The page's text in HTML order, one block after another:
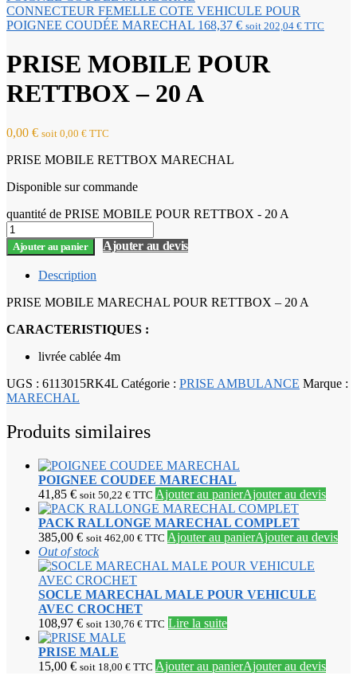
CONNECTEUR FEMELLE COTE VEHICULE POUR
POIGNEE COUDÉE MARECHAL 168,37 € soit 202,04 € TTC
PRISE MOBILE POUR
RETTBOX – 20 A
0,00 € soit 0,00 € TTC
PRISE MOBILE RETTBOX MARECHAL
Disponible sur commande
quantité de PRISE MOBILE POUR RETTBOX - 20 A
Ajouter au panier Ajouter au devis
Description
PRISE MOBILE MARECHAL POUR RETTBOX – 20 A
CARACTERISTIQUES :
livrée cablée 4m
UGS : 6113015RK4L Catégorie : PRISE AMBULANCE Marque :
MARECHAL
Produits similaires
POIGNEE COUDEE MARECHAL
41,85 € soit 50,22 € TTC Ajouter au panierAjouter au devis
PACK RALLONGE MARECHAL COMPLET
385,00 € soit 462,00 € TTC Ajouter au panierAjouter au devis
Out of stock
SOCLE MARECHAL MALE POUR VEHICULE
AVEC CROCHET
108,97 € soit 130,76 € TTC Lire la suite
PRISE MALE
15,00 € soit 18,00 € TTC Ajouter au panierAjouter au devis